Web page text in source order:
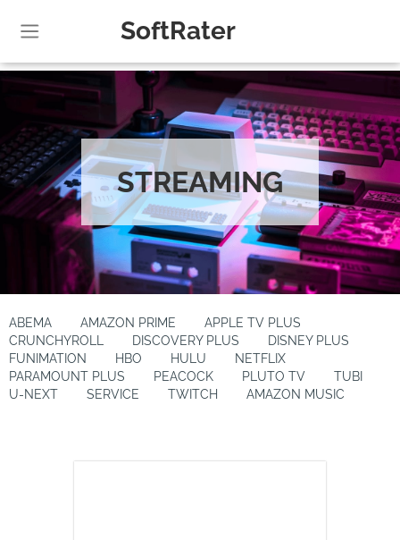
SoftRater
STREAMING
ABEMA AMAZON PRIME
APPLE TV PLUS
CRUNCHYROLL
DISCOVERY PLUS
DISNEY PLUS
FUNIMATION
HBO HULU
NETFLIX
PARAMOUNT PLUS
PEACOCK PLUTO TV
TUBI
U-NEXT
SERVICE TWITCH AMAZON MUSIC